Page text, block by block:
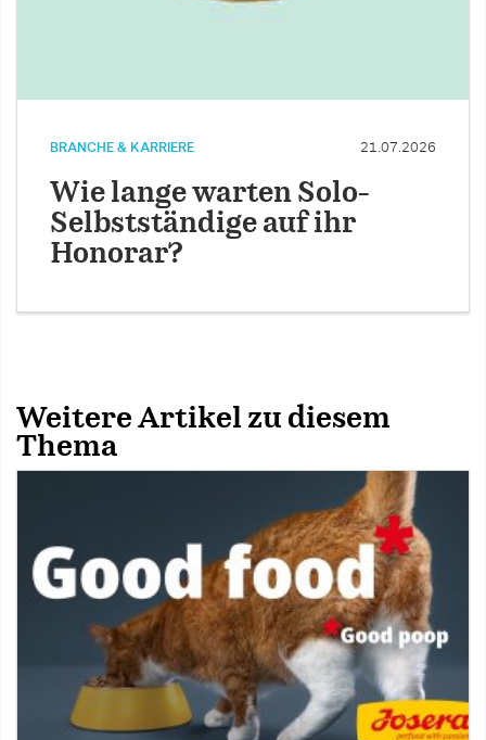
BRANCHE & KARRIERE 21.07.2026
Wie lange warten Solo-
Selbstständige auf ihr
Honorar?
Weitere Artikel zu diesem
Thema